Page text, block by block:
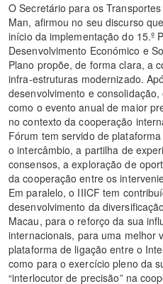
O Secretário para os
Man, afirmou no seu discurso
início da implementação do 15.º
Desenvolvimento Económico e
Plano propõe, de forma clara, a
infra-estruturas modernizado.
desenvolvimento e
como o evento anual de maior
no contexto da cooperação
Fórum tem servido de
o intercâmbio, a partilha de
consensos, a exploração de
da cooperação entre os
Em paralelo, o IIICF tem
desenvolvimento da
Macau, para o reforço da sua
internacionais, para uma melhor
plataforma de ligação entre o
como para o exercício pleno da
“interlocutor de precisão” na